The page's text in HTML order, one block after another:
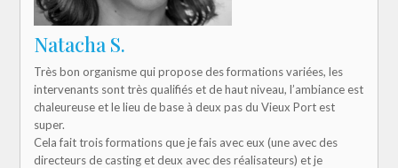
Natacha S.
Très bon organisme qui propose des formations variées, les
intervenants sont très qualifiés et de haut niveau, l’ambiance est
chaleureuse et le lieu de base à deux pas du Vieux Port est
super.
Cela fait trois formations que je fais avec eux (une avec des
directeurs de casting et deux avec des réalisateurs) et je